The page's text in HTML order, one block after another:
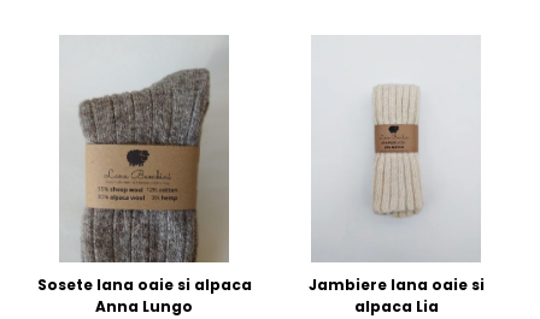
Sosete lana oaie si alpaca
Anna Lungo
Jambiere lana oaie si
alpaca Lia